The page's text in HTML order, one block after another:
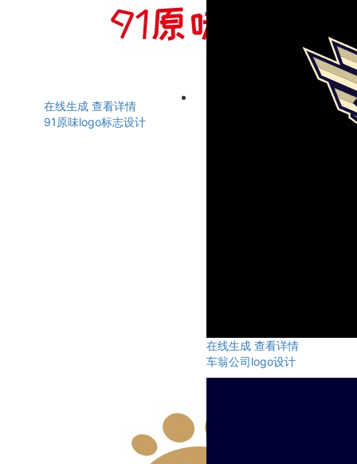
在线生成 查看详情
91原味logo标志设计
在线生成 查看详情
车翁公司logo设计